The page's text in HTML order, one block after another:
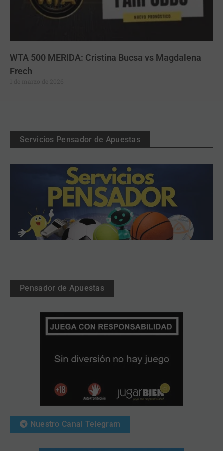
WTA 500 MERIDA: Cristina Bucsa vs Magdalena
Frech
Servicios Pensador de Apuestas
Pensador de Apuestas
Nuestro Canal Telegram